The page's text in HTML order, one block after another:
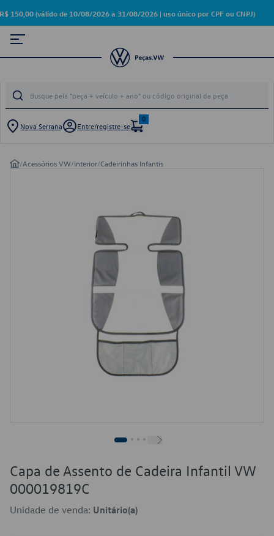
150,00 (válido de 10/08/2026 a 31/08/2026 | uso único por CPF ou CNPJ)
Nova Serrana Entre/registre-se
0
/Acessórios VW/Interior/Cadeirinhas Infantis
Capa de Assento de Cadeira Infantil VW
000019819C
Unidade de venda: Unitário(a)